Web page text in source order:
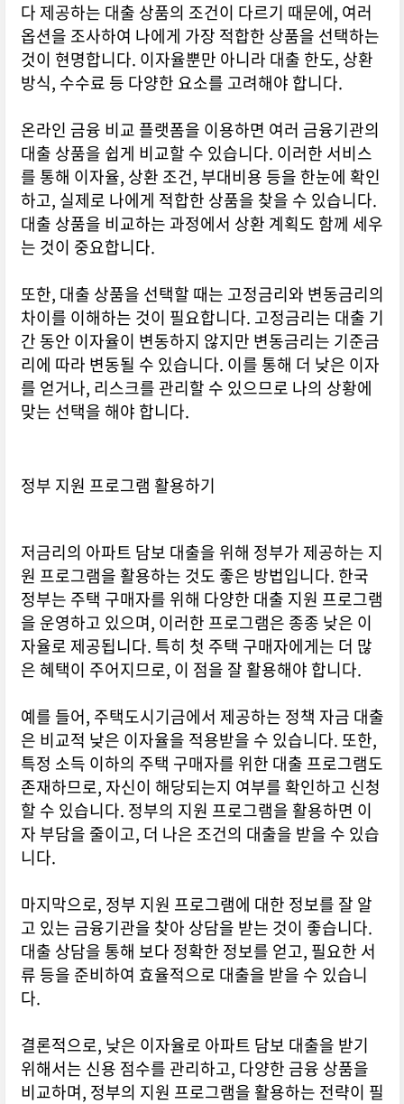
다 제공하는 대출 상품의 조건이 다르기 때문에, 여러
옵션을 조사하여 나에게 가장 적합한 상품을 선택하는
것이 현명합니다. 이자율뿐만 아니라 대출 한도, 상환
방식, 수수료 등 다양한 요소를 고려해야 합니다.
온라인 금융 비교 플랫폼을 이용하면 여러 금융기관의
대출 상품을 쉽게 비교할 수 있습니다. 이러한 서비스
를 통해 이자율, 상환 조건, 부대비용 등을 한눈에 확인
하고, 실제로 나에게 적합한 상품을 찾을 수 있습니다.
대출 상품을 비교하는 과정에서 상환 계획도 함께 세우
는 것이 중요합니다.
또한, 대출 상품을 선택할 때는 고정금리와 변동금리의
차이를 이해하는 것이 필요합니다. 고정금리는 대출 기
간 동안 이자율이 변동하지 않지만 변동금리는 기준금
리에 따라 변동될 수 있습니다. 이를 통해 더 낮은 이자
를 얻거나, 리스크를 관리할 수 있으므로 나의 상황에
맞는 선택을 해야 합니다.
정부 지원 프로그램 활용하기
저금리의 아파트 담보 대출을 위해 정부가 제공하는 지
원 프로그램을 활용하는 것도 좋은 방법입니다. 한국
정부는 주택 구매자를 위해 다양한 대출 지원 프로그램
을 운영하고 있으며, 이러한 프로그램은 종종 낮은 이
자율로 제공됩니다. 특히 첫 주택 구매자에게는 더 많
은 혜택이 주어지므로, 이 점을 잘 활용해야 합니다.
예를 들어, 주택도시기금에서 제공하는 정책 자금 대출
은 비교적 낮은 이자율을 적용받을 수 있습니다. 또한,
특정 소득 이하의 주택 구매자를 위한 대출 프로그램도
존재하므로, 자신이 해당되는지 여부를 확인하고 신청
할 수 있습니다. 정부의 지원 프로그램을 활용하면 이
자 부담을 줄이고, 더 나은 조건의 대출을 받을 수 있습
니다.
마지막으로, 정부 지원 프로그램에 대한 정보를 잘 알
고 있는 금융기관을 찾아 상담을 받는 것이 좋습니다.
대출 상담을 통해 보다 정확한 정보를 얻고, 필요한 서
류 등을 준비하여 효율적으로 대출을 받을 수 있습니
다.
결론적으로, 낮은 이자율로 아파트 담보 대출을 받기
위해서는 신용 점수를 관리하고, 다양한 금융 상품을
비교하며, 정부의 지원 프로그램을 활용하는 전략이 필